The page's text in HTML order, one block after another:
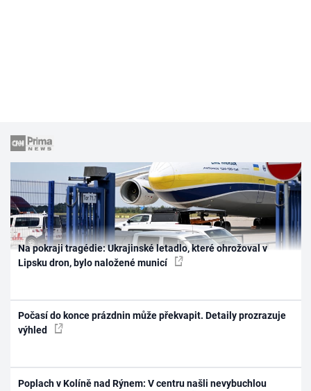
Na pokraji tragédie: Ukrajinské letadlo, které ohrožoval v
Lipsku dron, bylo naložené municí
Počasí do konce prázdnin může překvapit. Detaily prozrazuje
výhled
Poplach v Kolíně nad Rýnem: V centru našli nevybuchlou